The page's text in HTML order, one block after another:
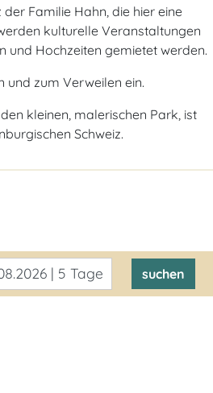
Familie Hahn, die hier eine
kulturelle Veranstaltungen
und Hochzeiten gemietet werden.
zum Verweilen ein.
kleinen, malerischen Park, ist
Schweiz.
| 5 Tage suchen